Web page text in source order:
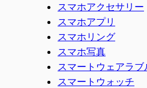
スマホアクセサリー
スマホアプリ
スマホリング
スマホ写真
スマートウェアラブ
スマートウォッチ